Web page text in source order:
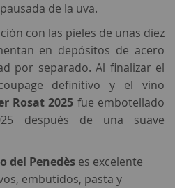
de la uva.
con las pieles de unas diez
en depósitos de acero
por separado. Al finalizar el
definitivo y el vino
Rosat 2025 fue embotellado
después de una suave
del Penedès es excelente
embutidos, pasta y